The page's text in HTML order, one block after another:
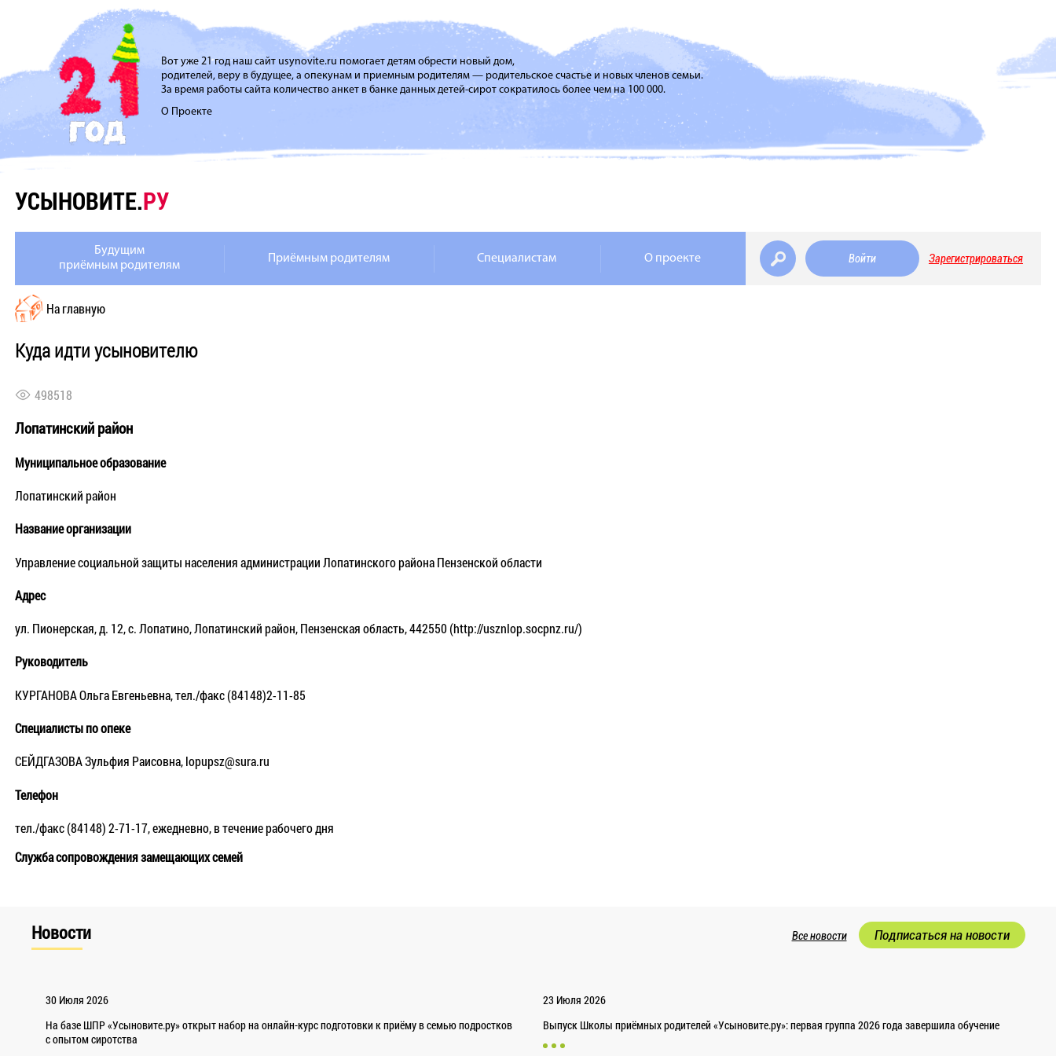
Вот уже 21 год наш сайт usynovite.ru помогает детям обрести новый дом,
родителей, веру в будущее, а опекунам и приемным родителям — родительское счастье и новых членов семьи.
За время работы сайта количество анкет в банке данных детей-сирот сократилось более чем на 100 000.
О Проекте
УСЫНОВИТЕ.РУ
Будущим
приёмным родителям
Приёмным родителям Специалистам О проекте Войти Зарегистрироваться
На главную
Куда идти усыновителю
498518
Лопатинский район
Муниципальное образование
Лопатинский район
Название организации
Управление социальной защиты населения администрации Лопатинского района Пензенской области
Адрес
ул. Пионерская, д. 12, с. Лопатино, Лопатинский район, Пензенская область, 442550 (http://usznlop.socpnz.ru/)
Руководитель
КУРГАНОВА Ольга Евгеньевна, тел./факс (84148)2-11-85
Специалисты по опеке
СЕЙДГАЗОВА Зульфия Раисовна, lopupsz@sura.ru
Телефон
тел./факс (84148) 2-71-17, ежедневно, в течение рабочего дня
Служба сопровождения замещающих семей
Новости Все новости Подписаться на новости
30 Июля 2026
На базе ШПР «Усыновите.ру» открыт набор на онлайн-курс подготовки к приёму в семью подростков
с опытом сиротства
23 Июля 2026
Выпуск Школы приёмных родителей «Усыновите.ру»: первая группа 2026 года завершила обучение